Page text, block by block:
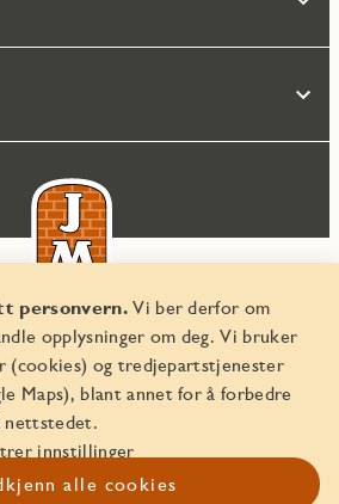
personvern.Vi ber derfor om
opplysninger om deg. Vi bruker
(cookies) og tredjepartstjenester
Maps), blant annet for å forbedre
nettstedet.
innstillinger
alle cookies
Norge AS 2026
829 350 122